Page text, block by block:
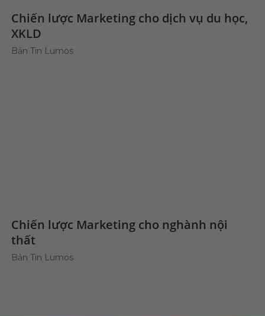
Chiến lược Marketing cho dịch vụ du học,
XKLD
Bản Tin Lumos
Chiến lược Marketing cho nghành nội
thất
Bản Tin Lumos